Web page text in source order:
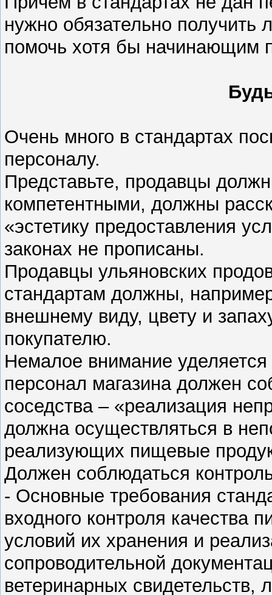
нужно обязательно получить
помочь хотя бы начинающим
Очень много в стандартах
персоналу.
Представьте, продавцы
компетентными, должны
«эстетику предоставления
законах не прописаны.
Продавцы ульяновских
стандартам должны,
внешнему виду, цвету и
покупателю.
Немалое внимание
персонал магазина должен
соседства – «реализация
должна осуществляться в
реализующих пищевые
Должен соблюдаться
- Основные требования
входного контроля качества
условий их хранения и
сопроводительной
ветеринарных свидетельств,